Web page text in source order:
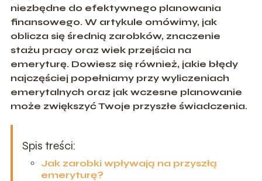
niezbędne do efektywnego planowania
finansowego. W artykule omówimy, jak
oblicza się średnią zarobków, znaczenie
stażu pracy oraz wiek przejścia na
emeryturę. Dowiesz się również, jakie błędy
najczęściej popełniamy przy wyliczeniach
emerytalnych oraz jak wczesne planowanie
może zwiększyć Twoje przyszłe świadczenia.
Spis treści:
Jak zarobki wpływają na przyszłą
emeryturę?